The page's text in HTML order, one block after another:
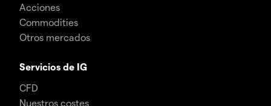
Acciones
Commodities
Otros mercados
Servicios de IG
CFD
Nuestros costes